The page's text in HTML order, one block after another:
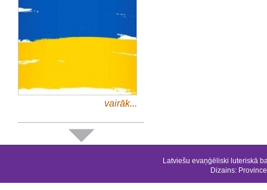
vairāk...
Latviešu evaņģēliski luteriskā
Dizains: